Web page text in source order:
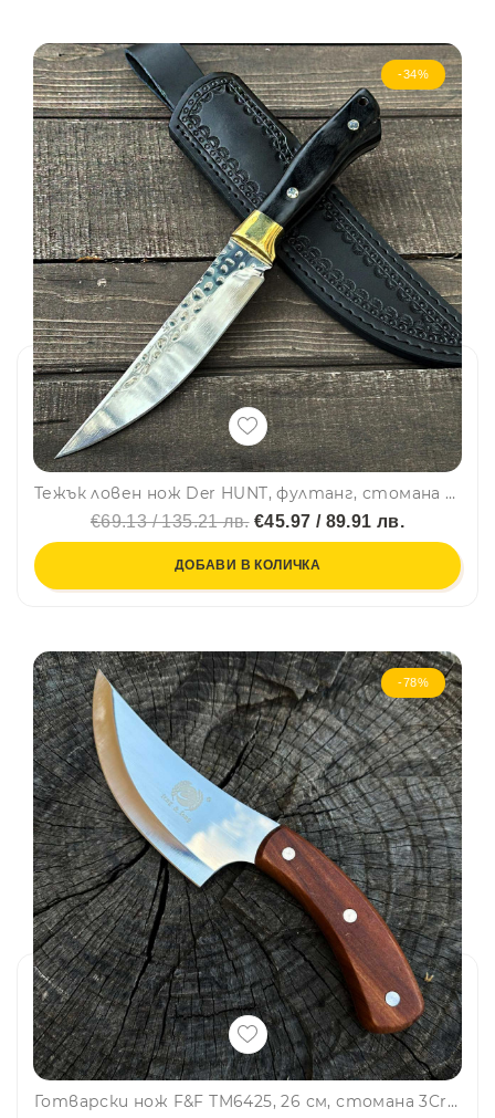
-34%
Тежък ловен нож Der HUNT, фултанг, стомана 7Cr13mov , дръжка махагон, гравирана кожена кания
€69.13 / 135.21 лв.€45.97 / 89.91 лв.
ДОБАВИ В КОЛИЧКА
-78%
Готварски нож F&F ТM6425, 26 см, стомана 3Cr13- за кухнята, лов, къмпинг и дране